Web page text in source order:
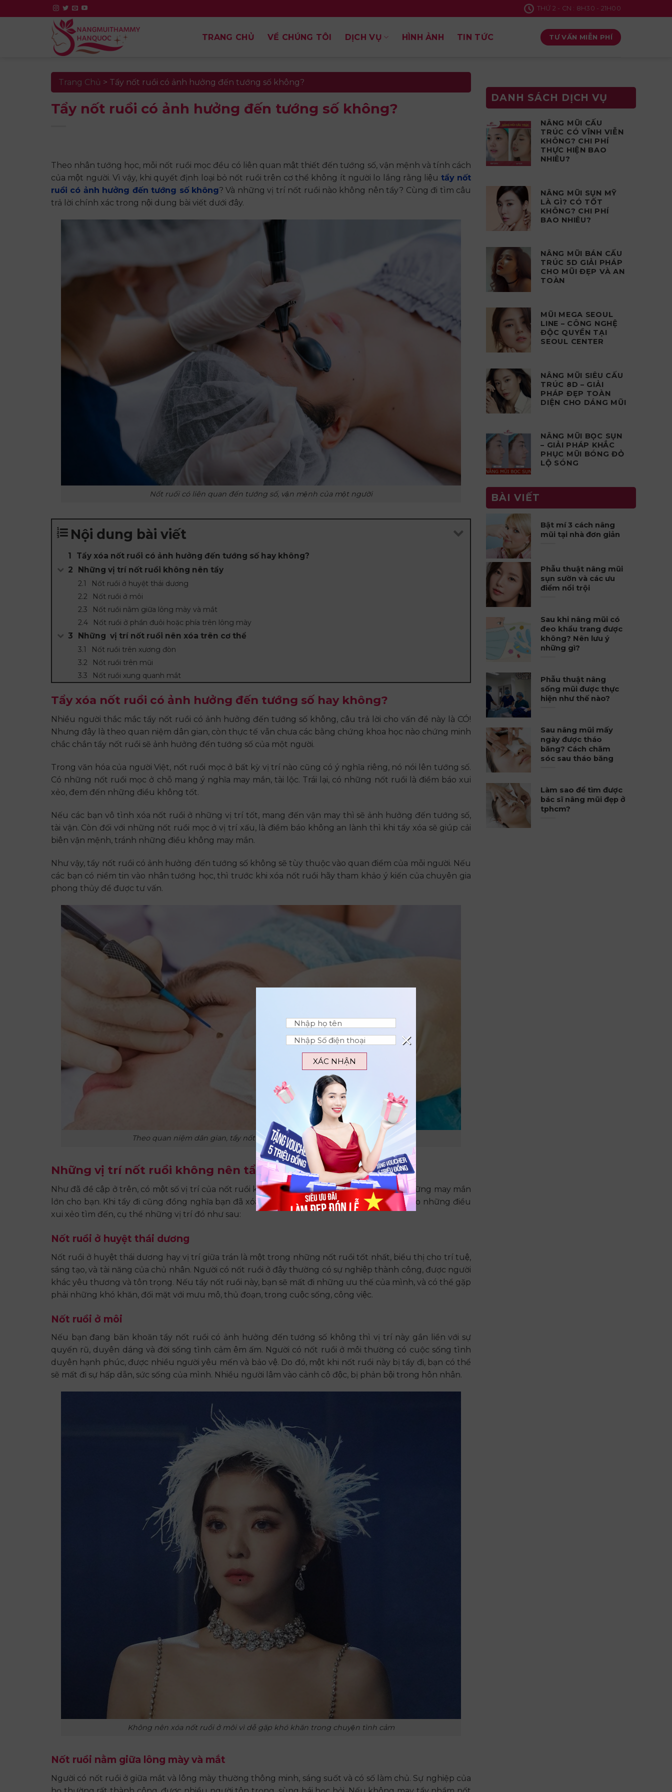
to
THỨ 2 - CN : 8H30 - 21H00
TRANG CHỦ VỀ CHÚNG TÔI DỊCH VỤ HÌNH ẢNH TIN TỨC TƯ VẤN MIỄN PHÍ
Trang Chủ > Tẩy nốt ruồi có ảnh hưởng đến tướng số không?
Tẩy nốt ruồi có ảnh hưởng đến tướng số không?
Theo nhân tướng học, mỗi nốt ruồi mọc đều có liên quan mật thiết đến tướng số, vận mệnh và tính cách
của một người. Vì vậy, khi quyết định loại bỏ nốt ruồi trên cơ thể không ít người lo lắng rằng liệu tẩy nốt
ruồi có ảnh hưởng đến tướng số không? Và những vị trí nốt ruồi nào không nên tẩy? Cùng đi tìm câu
trả lời chính xác trong nội dung bài viết dưới đây.
Nốt ruối có liên quan đến tướng số, vận mệnh của một người
Nội dung bài viết
Tẩy xóa nốt ruồi có ảnh hưởng đến tướng số hay không?
Những vị trí nốt ruồi không nên tẩy
Nốt ruồi ở huyệt thái dương
Nốt ruồi ở môi
Nốt ruồi nằm giữa lông mày và mắt
Nốt ruồi ở phần đuôi hoặc phía trên lông mày
Những vị trí nốt ruồi nên xóa trên cơ thể
Nốt ruồi trên xương đòn
Nốt ruồi trên mũi
Nốt ruồi xung quanh mắt
Tẩy xóa nốt ruồi có ảnh hưởng đến tướng số hay không?
Nhiều người thắc mắc tẩy nốt ruồi có ảnh hưởng đến tướng số không, câu trả lời cho vấn đề này là CÓ!
Nhưng đây là theo quan niệm dân gian, còn thực tế vẫn chưa các bằng chứng khoa học nào chứng minh
chắc chắn tẩy nốt ruồi sẽ ảnh hưởng đến tướng số của một người.
Trong văn hóa của người Việt, nốt ruồi mọc ở bất kỳ vị trí nào cũng có ý nghĩa riêng, nó nói lên tướng số.
Có những nốt ruồi mọc ở chỗ mang ý nghĩa may mắn, tài lộc. Trái lại, có những nốt ruồi là điềm báo xui
xẻo, đem đến những điều không tốt.
Nếu các bạn vô tình xóa nốt ruồi ở những vị trí tốt, mang đến vận may thì sẽ ảnh hưởng đến tướng số,
tài vận. Còn đối với những nốt ruồi mọc ở vị trí xấu, là điềm báo không an lành thì khi tẩy xóa sẽ giúp cải
biên vận mệnh, tránh những điều không may mắn.
Như vậy, tẩy nốt ruồi có ảnh hưởng đến tướng số không sẽ tùy thuộc vào quan điểm của mỗi người. Nếu
các bạn có niềm tin vào nhân tướng học, thì trước khi xóa nốt ruồi hãy tham khảo ý kiến của chuyên gia
phong thủy để được tư vấn.
Theo quan niệm dân gian, tẩy nốt ruồi có thể ảnh hưởng đến tướng số
Những vị trí nốt ruồi không nên tẩy
Như đã đề cập ở trên, có một số vị trí của nốt ruồi không nên tẩy, bởi vì chúng mang lại những may mắn
lớn cho bạn. Khi tẩy đi cũng đồng nghĩa bạn đã xóa đi “bùa hộ mệnh” của mình, dẫn lối cho những điều
xui xẻo tìm đến, cụ thể những vị trí đó như sau:
Nốt ruồi ở huyệt thái dương
Nốt ruồi ở huyệt thái dương hay vị trí giữa trán là một trong những nốt ruồi tốt nhất, biểu thị cho trí tuệ,
sáng tạo, và tài năng của chủ nhân. Người có nốt ruồi ở đây thường có sự nghiệp thành công, được người
khác yêu thương và tôn trọng. Nếu tẩy nốt ruồi này, bạn sẽ mất đi những ưu thế của mình, và có thể gặp
phải những khó khăn, đối mặt với mưu mô, thủ đoạn, trong cuộc sống, công việc.
Nốt ruồi ở môi
Nếu bạn đang băn khoăn tẩy nốt ruồi có ảnh hưởng đến tướng số không thì vị trí này gắn liền với sự
quyến rũ, duyên dáng và đời sống tình cảm êm ấm. Người có nốt ruồi ở môi thường có cuộc sống tình
duyên hạnh phúc, được nhiều người yêu mến và bảo vệ. Do đó, một khi nốt ruồi này bị tẩy đi, bạn có thể
sẽ mất đi sự hấp dẫn, sức sống của mình. Nhiều người lâm vào cảnh cô độc, bị phản bội trong hôn nhân.
Không nên xóa nốt ruồi ở môi vì dễ gặp khó khăn trong chuyện tình cảm
Nốt ruồi nằm giữa lông mày và mắt
Người có nốt ruồi ở giữa mắt và lông mày thường thông minh, sáng suốt và có số làm chủ. Sự nghiệp của
DANH SÁCH DỊCH VỤ
NÂNG MŨI CẤU
TRÚC CÓ VĨNH VIỄN
KHÔNG? CHI PHÍ
THỰC HIỆN BAO
NHIÊU?
NÂNG MŨI SỤN MỸ
LÀ GÌ? CÓ TỐT
KHÔNG? CHI PHÍ
BAO NHIÊU?
NÂNG MŨI BÁN CẤU
TRÚC 5D GIẢI PHÁP
CHO MŨI ĐẸP VÀ AN
TOÀN
MŨI MEGA SEOUL
LINE – CÔNG NGHỆ
ĐỘC QUYỀN TẠI
SEOUL CENTER
NÂNG MŨI SIÊU CẤU
TRÚC 8D – GIẢI
PHÁP ĐẸP TOÀN
DIỆN CHO DÁNG MŨI
NÂNG MŨI BỌC SỤN
– GIẢI PHÁP KHẮC
PHỤC MŨI BÓNG ĐỎ
LỘ SÓNG
BÀI VIẾT
Bật mí 3 cách nâng
mũi tại nhà đơn giản
Phẫu thuật nâng mũi
sụn sườn và các ưu
điểm nổi trội
Sau khi nâng mũi có
đeo khẩu trang được
không? Nên lưu ý
những gì?
Phẫu thuật nâng
sống mũi được thực
hiện như thế nào?
Sau nâng mũi mấy
ngày được tháo
băng? Cách chăm
sóc sau tháo băng
Làm sao để tìm được
bác sĩ nâng mũi đẹp ở
tphcm?
XÁC NHẬN
×